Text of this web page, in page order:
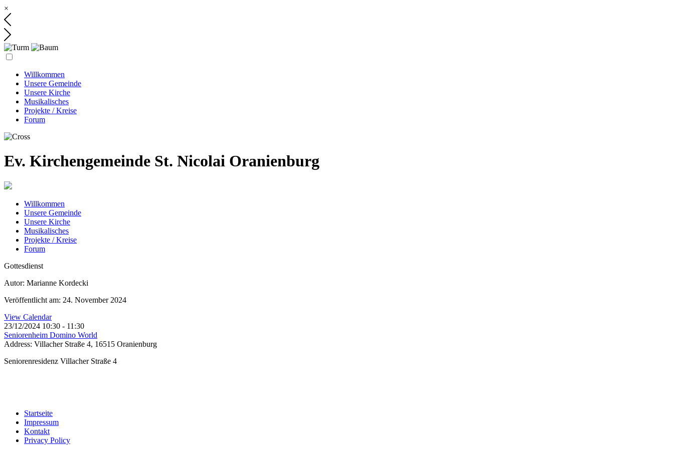
×
Willkommen
Unsere Gemeinde
Unsere Kirche
Musikalisches
Projekte / Kreise
Forum
Ev. Kirchengemeinde St. Nicolai Oranienburg
Willkommen
Unsere Gemeinde
Unsere Kirche
Musikalisches
Projekte / Kreise
Forum
Gottesdienst
Autor: Marianne Kordecki
Veröffentlicht am: 24. November 2024
View Calendar
23/12/2024 10:30 - 11:30
Seniorenheim Domino World
Address: Villacher Straße 4, 16515 Oranienburg
Seniorenresidenz Villacher Straße 4
Startseite
Impressum
Kontakt
Privacy Policy